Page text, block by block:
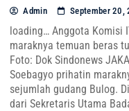
Admin September 20,
loading… Anggota Komisi
maraknya temuan beras
Foto: Dok Sindonews
Soebagyo prihatin
sejumlah gudang Bulog.
dari Sekretaris Utama